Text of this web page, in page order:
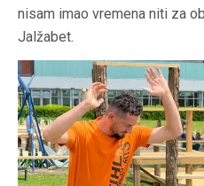
nisam imao vremena niti za
Jalžabet.